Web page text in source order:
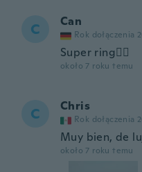
C Can
Rok dołączenia
Super ring👍🏽
około 7 roku temu
C Chris
Rok dołączenia
Muy bien, de
około 7 roku temu